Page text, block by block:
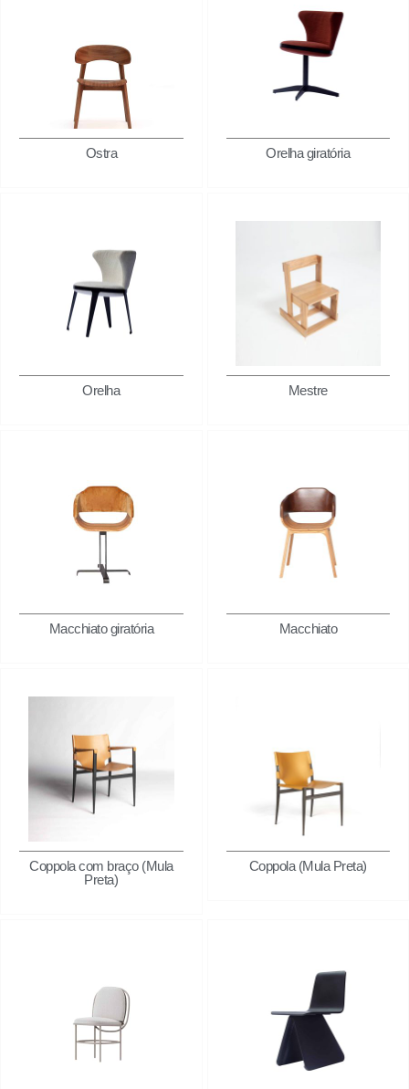
Ostra Orelha giratória
Orelha Mestre
Macchiato giratória Macchiato
Coppola com braço (Mula
Preta)
Coppola (Mula Preta)